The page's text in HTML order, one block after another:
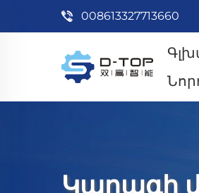
008613327713660
Կարագի